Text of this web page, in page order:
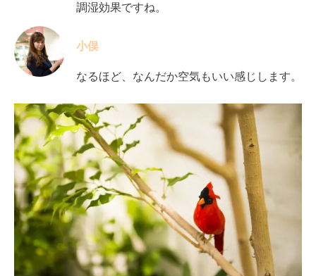
調湿効果ですね。
小俣
なるほど、なんだか空気もいい感じします。